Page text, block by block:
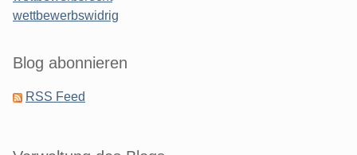
wettbewerbswidrig
Blog abonnieren
RSS Feed